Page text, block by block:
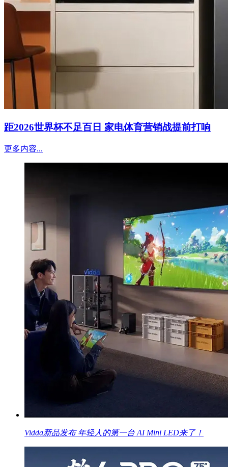
距2026世界杯不足百日 家电体育营销战提前打响
更多内容...
Vidda新品发布 年轻人的第一台 AI Mini LED来了！